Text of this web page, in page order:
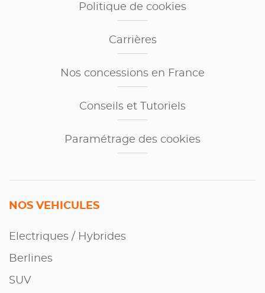
Politique de cookies
Carrières
Nos concessions en France
Conseils et Tutoriels
Paramétrage des cookies
NOS VEHICULES
Electriques / Hybrides
Berlines
SUV